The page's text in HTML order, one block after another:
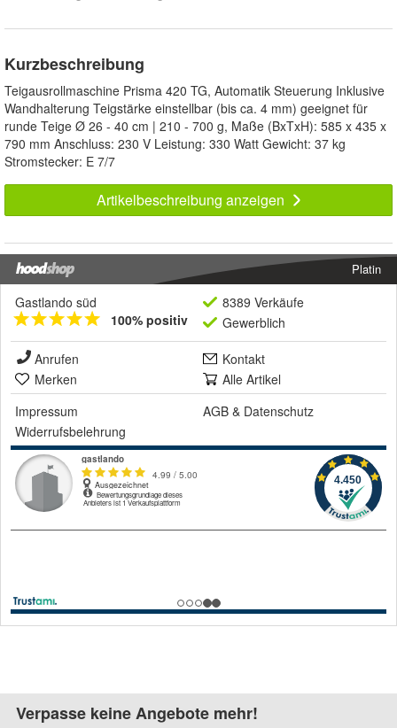
Kurzbeschreibung
Teigausrollmaschine Prisma 420 TG, Automatik Steuerung Inklusive
Wandhalterung Teigstärke einstellbar (bis ca. 4 mm) geeignet für
runde Teige Ø 26 - 40 cm | 210 - 700 g, Maße (BxTxH): 585 x 435 x
790 mm Anschluss: 230 V Leistung: 330 Watt Gewicht: 37 kg
Stromstecker: E 7/7
Artikelbeschreibung anzeigen
Platin
Gastlando süd
100% positiv
8389 Verkäufe
Gewerblich
Anrufen
Kontakt
Merken
Alle Artikel
Impressum
AGB & Datenschutz
Widerrufsbelehrung
Verpasse keine Angebote mehr!